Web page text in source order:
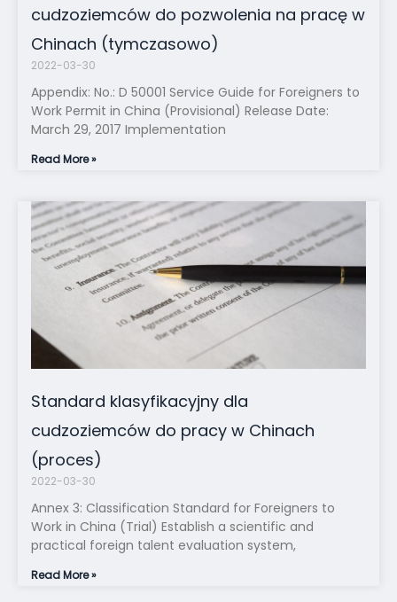
cudzoziemców do pozwolenia na pracę w
Chinach (tymczasowo)
2022-03-30
Appendix: No.: D 50001 Service Guide for Foreigners to
Work Permit in China (Provisional) Release Date:
March 29, 2017 Implementation
Read More »
Standard klasyfikacyjny dla
cudzoziemców do pracy w Chinach
(proces)
2022-03-30
Annex 3: Classification Standard for Foreigners to
Work in China (Trial) Establish a scientific and
practical foreign talent evaluation system,
Read More »